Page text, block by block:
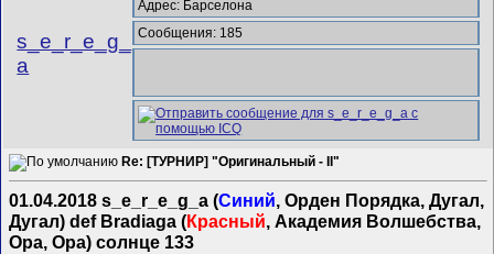
s_e_r_e_g_
a
Адрес: Барселона
Сообщения: 185
Re: [ТУРНИР] "Оригинальный - II"
01.04.2018 s_e_r_e_g_a (Синий, Орден Порядка, Дугал,
Дугал) def Bradiaga (Красный, Академия Волшебства,
Ора, Ора) солнце 133